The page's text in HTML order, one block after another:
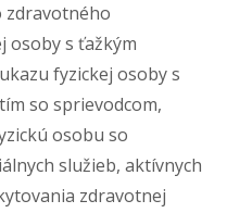
zdravotného
osoby s ťažkým
fyzickej osoby s
so sprievodcom,
osobu so
služieb, aktívnych
zdravotnej